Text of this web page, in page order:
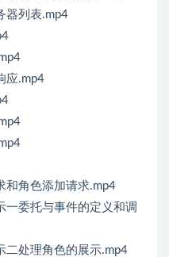
器列表.mp4
应.mp4
和角色添加请求.mp4
委托与事件的定义和调
二处理角色的展示.mp4